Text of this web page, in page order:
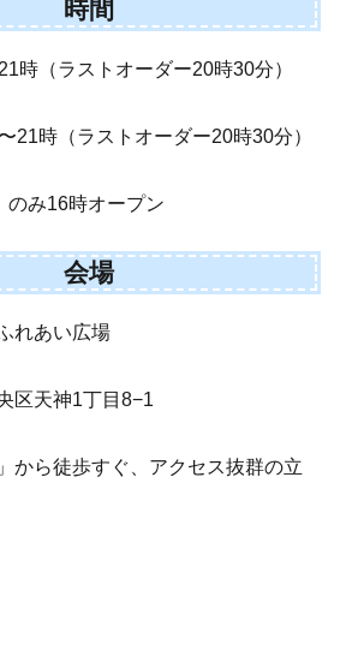
時間
時（ラストオーダー20時30分）
21時（ラストオーダー20時30分）
み16時オープン
会場
れあい広場
区天神1丁目8−1
から徒歩すぐ、アクセス抜群の立